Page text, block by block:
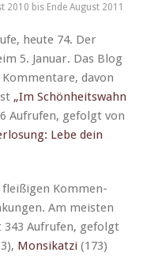
2010 bis Ende August 2011
heute 74. Der
5. Jan­u­ar. Das Blog
davon
„Im Schön­heitswahn
Aufrufen, gefol­gt von
Lebe dein
fleißi­gen Kom­men­
Am meis­ten
343 Aufrufen, gefol­gt
Mon­sikatzi (173)